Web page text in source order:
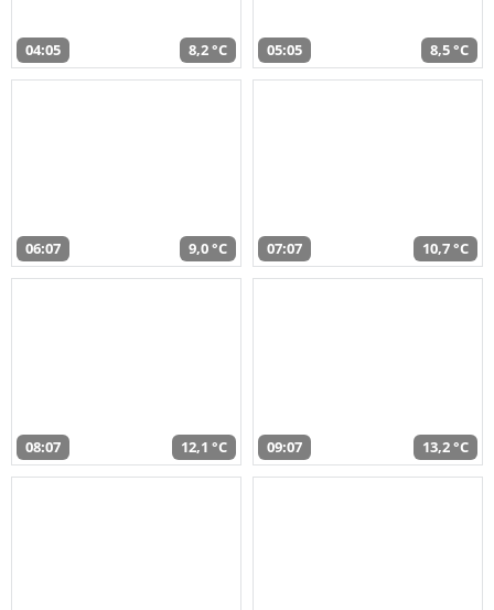
04:05 8,2 °C 05:05 8,5 °C
06:07 9,0 °C 07:07 10,7 °C
08:07 12,1 °C 09:07 13,2 °C